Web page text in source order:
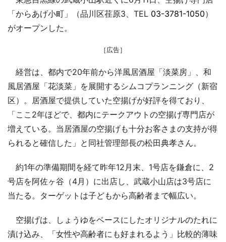
「からあげ小町」（品川区荏原3、TEL 03-3781-1050）
がオープンした。
［広告］
経営は、都内で20年前から洋風居酒屋「淡菜房」、和
風居酒屋「花淡菜」を展開するシムコプランニング（新宿
区）。居酒屋で提供していた空揚げが好評を得ており、
「ここ2年ほどで、都内にテークアウトの空揚げ専門店が
増えている。当居酒屋の空揚げも十分お客さまの支持が得
られると確信した」と同社管理部長の松田典孝さん。
約1年の準備期間を経て昨年12月末、1号店を鎌倉に、2
号店を阿佐ヶ谷（4月）に出店し、武蔵小山店は3号店に
当たる。ターゲットは子どもから高齢者まで幅広い。
空揚げは、しょうゆをベースにしたオリジナルのたれに
漬け込み、「女性や高齢者にも好まれるよう」比較的薄味